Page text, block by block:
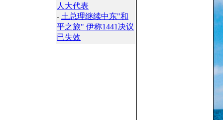
人大代表
- 土总理继续中东"和
平之旅" 伊称1441决议
已失效